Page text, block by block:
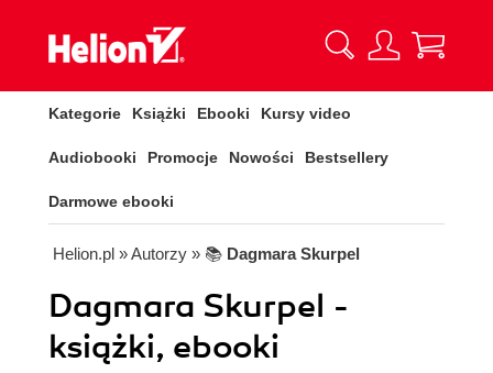
Kategorie Książki Ebooki Kursy video
Audiobooki Promocje Nowości Bestsellery
Darmowe ebooki
Helion.pl » Autorzy » 📚 Dagmara Skurpel
Dagmara Skurpel -
książki, ebooki